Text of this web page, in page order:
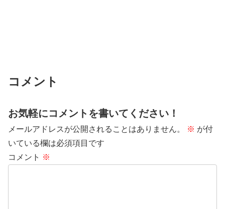
コメント
お気軽にコメントを書いてください！
メールアドレスが公開されることはありません。 ※ が付
いている欄は必須項目です
コメント ※